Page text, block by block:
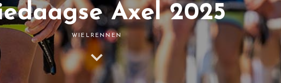
Axel 2025
WIELRENNEN